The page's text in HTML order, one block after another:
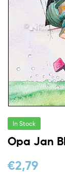
In Stock
Opa Jan
€2,79